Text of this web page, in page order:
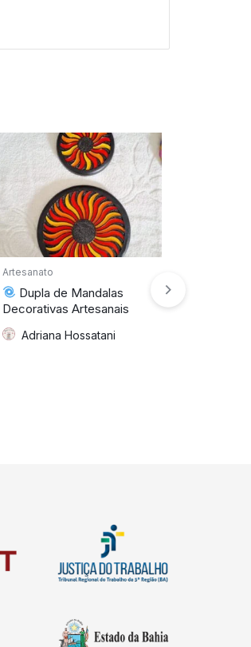
Artesanato
Dupla de Mandalas
Decorativas Artesanais
Adriana Hossatani